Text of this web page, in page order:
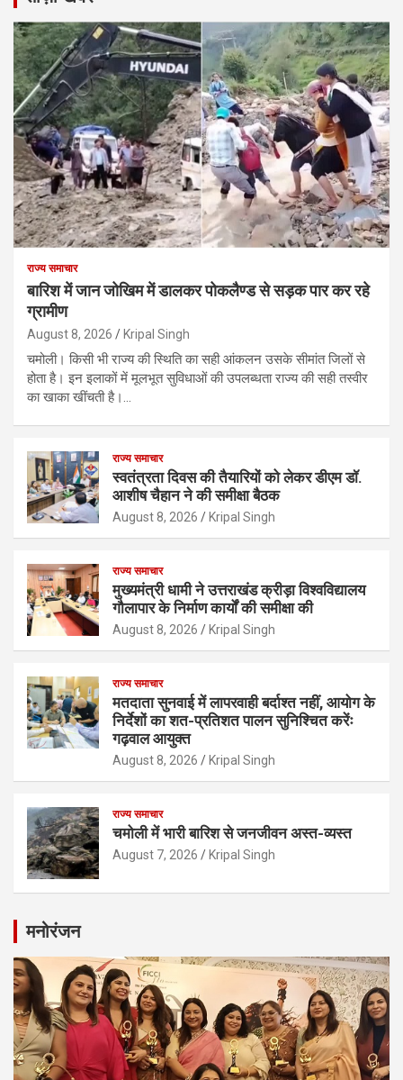
राज्य समाचार
बारिश में जान जोखिम में डालकर पोकलैण्ड से सड़क पार कर रहे
ग्रामीण
August 8, 2026 Kripal Singh
चमोली। किसी भी राज्य की स्थिति का सही आंकलन उसके सीमांत जिलों से
होता है। इन इलाकों में मूलभूत सुविधाओं की उपलब्धता राज्य की सही तस्वीर
का खाका खींचती है।…
राज्य समाचार
स्वतंत्रता दिवस की तैयारियों को लेकर डीएम डॉ.
आशीष चैहान ने की समीक्षा बैठक
August 8, 2026 Kripal Singh
राज्य समाचार
मुख्यमंत्री धामी ने उत्तराखंड क्रीड़ा विश्वविद्यालय
गौलापार के निर्माण कार्यों की समीक्षा की
August 8, 2026 Kripal Singh
राज्य समाचार
मतदाता सुनवाई में लापरवाही बर्दाश्त नहीं, आयोग के
निर्देशों का शत-प्रतिशत पालन सुनिश्चित करेंः
गढ़वाल आयुक्त
August 8, 2026 Kripal Singh
राज्य समाचार
चमोली में भारी बारिश से जनजीवन अस्त-व्यस्त
August 7, 2026 Kripal Singh
मनोरंजन